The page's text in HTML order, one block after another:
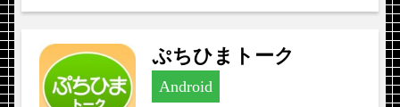
ぷちひまトーク
Android